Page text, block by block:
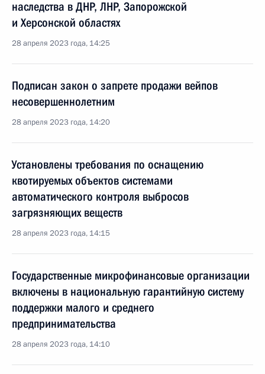
наследства в ДНР, ЛНР, Запорожской
и Херсонской областях
28 апреля 2023 года, 14:25
Подписан закон о запрете продажи вейпов
несовершеннолетним
28 апреля 2023 года, 14:20
Установлены требования по оснащению
квотируемых объектов системами
автоматического контроля выбросов
загрязняющих веществ
28 апреля 2023 года, 14:15
Государственные микрофинансовые организации
включены в национальную гарантийную систему
поддержки малого и среднего
предпринимательства
28 апреля 2023 года, 14:10